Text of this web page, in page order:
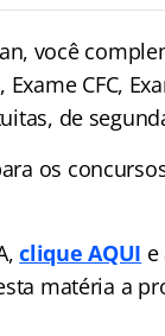
você
CFC,
de
os
clique AQUI
matéria a